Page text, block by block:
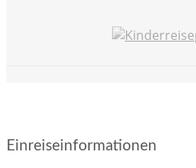
Einreiseinformationen